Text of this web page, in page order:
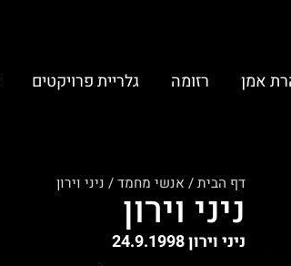
אמן רזומה גלריית פרויקטים
דף הבית/ אנשי מחמד/ ניני וירון
ניני וירון
ניני וירון 24.9.1998